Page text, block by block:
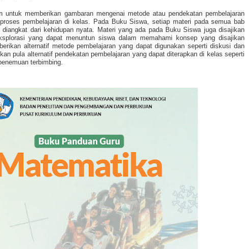
untuk memberikan gambaran mengenai metode atau pendekatan pembelajaran
pembelajaran di kelas. Pada Buku Siswa, setiap materi pada semua bab
dari kehidupan nyata. Materi yang ada pada Buku Siswa juga disajikan
yang dapat menuntun siswa dalam memahami konsep yang disajikan
alternatif metode pembelajaran yang dapat digunakan seperti diskusi dan
pula alternatif pendekatan pembelajaran yang dapat diterapkan di kelas seperti
terbimbing.